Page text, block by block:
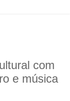
com
e música